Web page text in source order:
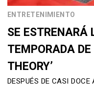
ENTRETENIMIENTO
SE ESTRENARÁ
TEMPORADA
THEORY’
DESPUÉS DE CASI